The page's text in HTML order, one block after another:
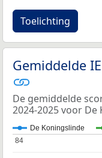
Toelichting
Gemiddelde
De gemiddelde
2024-2025 voor De
De Koningslinde
84
84